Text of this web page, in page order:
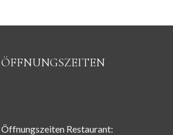
ÖFFNUNGSZEITEN
Öffnungszeiten Restaurant: